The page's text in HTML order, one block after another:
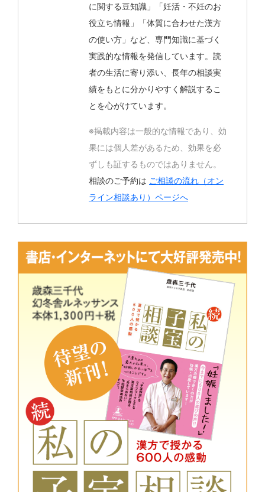
に関する豆知識」「妊活・不妊のお
役立ち情報」「体質に合わせた漢方
の使い方」など、専門知識に基づく
実践的な情報を発信しています。読
者の生活に寄り添い、長年の相談実
績をもとに分かりやすく解説するこ
とを心がけています。
※掲載内容は一般的な情報であり、効
果には個人差があるため、効果を必
ずしも証するものではありません。
相談のご予約は ご相談の流れ（オン
ライン相談あり）ページへ